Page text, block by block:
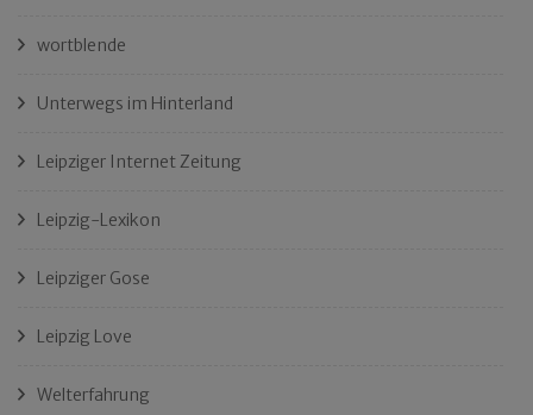
wortblende
Unterwegs im Hinterland
Leipziger Internet Zeitung
Leipzig-Lexikon
Leipziger Gose
Leipzig Love
Welterfahrung